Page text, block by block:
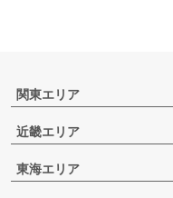
関東エリア
近畿エリア
東海エリア